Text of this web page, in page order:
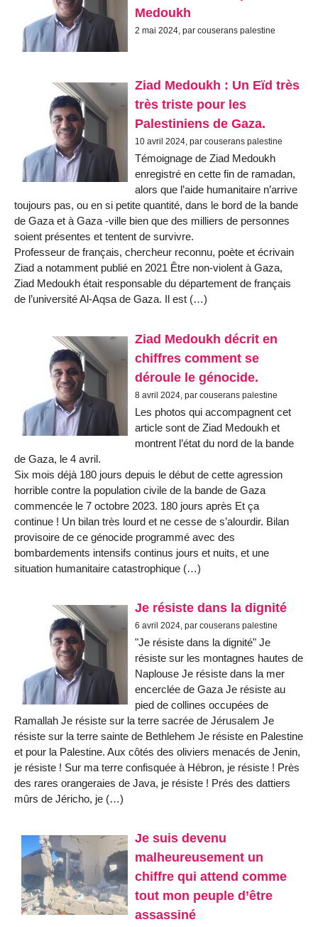
Medoukh
2 mai 2024, par couserans palestine
Ziad Medoukh : Un Eïd très
très triste pour les
Palestiniens de Gaza.
10 avril 2024, par couserans palestine
Témoignage de Ziad Medoukh
enregistré en cette fin de ramadan,
alors que l’aide humanitaire n’arrive
toujours pas, ou en si petite quantité, dans le bord de la bande
de Gaza et à Gaza -ville bien que des milliers de personnes
soient présentes et tentent de survivre.
Professeur de français, chercheur reconnu, poète et écrivain
Ziad a notamment publié en 2021 Être non-violent à Gaza,
Ziad Medoukh était responsable du département de français
de l’université Al-Aqsa de Gaza. Il est (…)
Ziad Medoukh décrit en
chiffres comment se
déroule le génocide.
8 avril 2024, par couserans palestine
Les photos qui accompagnent cet
article sont de Ziad Medoukh et
montrent l’état du nord de la bande
de Gaza, le 4 avril.
Six mois déjà 180 jours depuis le début de cette agression
horrible contre la population civile de la bande de Gaza
commencée le 7 octobre 2023. 180 jours après Et ça
continue ! Un bilan très lourd et ne cesse de s’alourdir. Bilan
provisoire de ce génocide programmé avec des
bombardements intensifs continus jours et nuits, et une
situation humanitaire catastrophique (…)
Je résiste dans la dignité
6 avril 2024, par couserans palestine
"Je résiste dans la dignité" Je
résiste sur les montagnes hautes de
Naplouse Je résiste dans la mer
encerclée de Gaza Je résiste au
pied de collines occupées de
Ramallah Je résiste sur la terre sacrée de Jérusalem Je
résiste sur la terre sainte de Bethlehem Je résiste en Palestine
et pour la Palestine. Aux côtés des oliviers menacés de Jenin,
je résiste ! Sur ma terre confisquée à Hébron, je résiste ! Près
des rares orangeraies de Java, je résiste ! Prés des dattiers
mûrs de Jéricho, je (…)
Je suis devenu
malheureusement un
chiffre qui attend comme
tout mon peuple d’être
assassiné